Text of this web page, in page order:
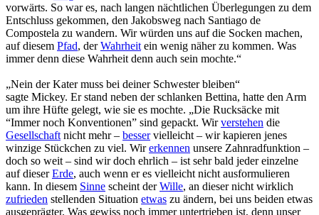
vorwärts. So war es, nach langen nächtlichen Überlegungen zu dem
Entschluss gekommen, den Jakobsweg nach Santiago de
Compostela zu wandern. Wir würden uns auf die Socken machen,
auf diesem Pfad, derWahrheit ein wenig näher zu kommen. Was
immer denn diese Wahrheit denn auch sein mochte.“
„Nein der Kater muss bei deiner Schwester bleiben“
sagte Mickey. Er stand neben der schlanken Bettina, hatte den Arm
um ihre Hüfte gelegt, wie sie es mochte. „Die Rucksäcke mit
“Immer noch Konventionen” sind gepackt. Wirverstehen die
Gesellschaft nicht mehr – besservielleicht – wir kapieren jenes
winzige Stückchen zu viel. Wirerkennen unsere Zahnradfunktion –
doch so weit – sind wir doch ehrlich – ist sehr bald jeder einzelne
auf dieserErde, auch wenn er es vielleicht nicht ausformulieren
kann. In diesem Sinne scheint derWille, an dieser nicht wirklich
zufrieden stellenden Situation etwas zu ändern, bei uns beiden etwas
ausgeprägter. Was gewiss noch immer untertrieben ist, denn unser